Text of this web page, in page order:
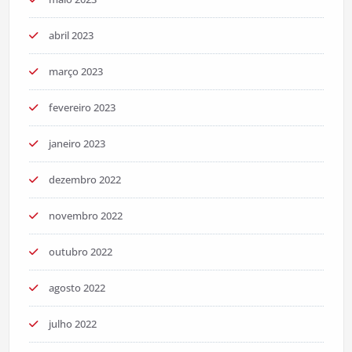
abril 2023
março 2023
fevereiro 2023
janeiro 2023
dezembro 2022
novembro 2022
outubro 2022
agosto 2022
julho 2022